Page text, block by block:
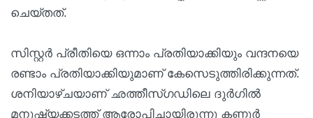
ചെയ്തത്.
സിസ്റ്റര്‍ പ്രീതിയെ ഒന്നാം പ്രതിയാക്കിയും വന്ദനയെ
രണ്ടാം പ്രതിയാക്കിയുമാണ് കേസെടുത്തിരിക്കുന്നത്.
ശനിയാഴ്ചയാണ് ഛത്തീസ്ഗഡിലെ ദുര്‍ഗില്‍
മനുഷ്യക്കടത്ത് ആരോപിച്ചായിരുന്നു കണ്ണൂര്‍